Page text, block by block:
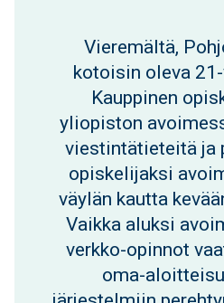
Vieremältä,
kotoisin oleva
Kauppinen
yliopiston
viestintätieteitä ja
opiskelijaksi
väylän kautta
Vaikka aluksi
verkko-opinnot
oma-